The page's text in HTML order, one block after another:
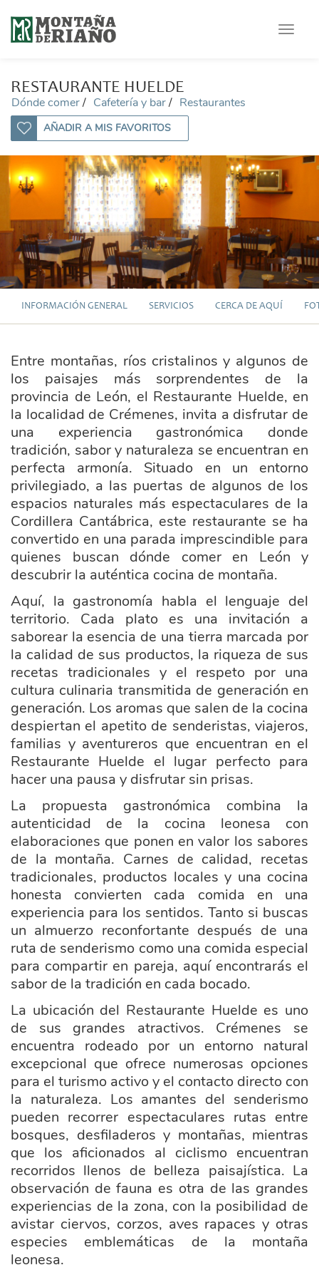
Toggle
RESTAURANTE HUELDE
Dónde comer Cafetería y bar Restaurantes
AÑADIR A MIS FAVORITOS
INFORMACIÓN GENERAL SERVICIOS CERCA DE AQUÍ
Entre montañas, ríos cristalinos y algunos de
los paisajes más sorprendentes de la
provincia de León, el Restaurante Huelde, en
la localidad de Crémenes, invita a disfrutar de
una experiencia gastronómica donde
tradición, sabor y naturaleza se encuentran en
perfecta armonía. Situado en un entorno
privilegiado, a las puertas de algunos de los
espacios naturales más espectaculares de la
Cordillera Cantábrica, este restaurante se ha
convertido en una parada imprescindible para
quienes buscan dónde comer en León y
descubrir la auténtica cocina de montaña.
Aquí, la gastronomía habla el lenguaje del
territorio. Cada plato es una invitación a
saborear la esencia de una tierra marcada por
la calidad de sus productos, la riqueza de sus
recetas tradicionales y el respeto por una
cultura culinaria transmitida de generación en
generación. Los aromas que salen de la cocina
despiertan el apetito de senderistas, viajeros,
familias y aventureros que encuentran en el
Restaurante Huelde el lugar perfecto para
hacer una pausa y disfrutar sin prisas.
La propuesta gastronómica combina la
autenticidad de la cocina leonesa con
elaboraciones que ponen en valor los sabores
de la montaña. Carnes de calidad, recetas
tradicionales, productos locales y una cocina
honesta convierten cada comida en una
experiencia para los sentidos. Tanto si buscas
un almuerzo reconfortante después de una
ruta de senderismo como una comida especial
para compartir en pareja, aquí encontrarás el
sabor de la tradición en cada bocado.
La ubicación del Restaurante Huelde es uno
de sus grandes atractivos. Crémenes se
encuentra rodeado por un entorno natural
excepcional que ofrece numerosas opciones
para el turismo activo y el contacto directo con
la naturaleza. Los amantes del senderismo
pueden recorrer espectaculares rutas entre
bosques, desfiladeros y montañas, mientras
que los aficionados al ciclismo encuentran
recorridos llenos de belleza paisajística. La
observación de fauna es otra de las grandes
experiencias de la zona, con la posibilidad de
avistar ciervos, corzos, aves rapaces y otras
especies emblemáticas de la montaña
leonesa.